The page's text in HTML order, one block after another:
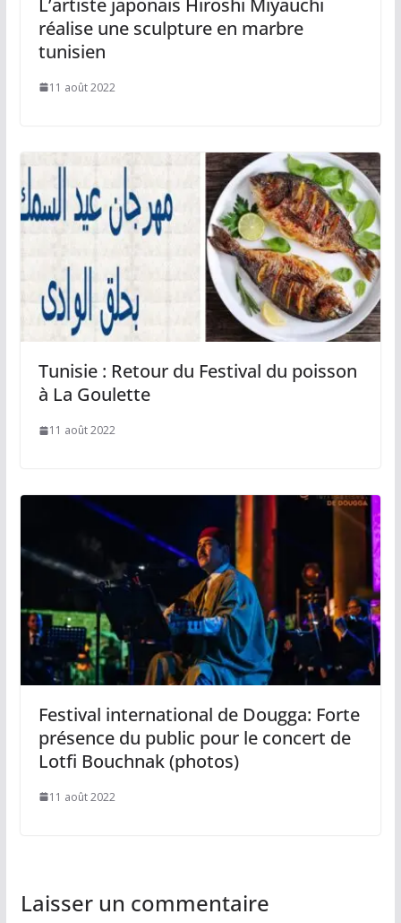
réalise une sculpture en marbre
tunisien
11 août 2022
Tunisie : Retour du Festival du poisson
à La Goulette
11 août 2022
Festival international de Dougga: Forte
présence du public pour le concert de
Lotfi Bouchnak (photos)
11 août 2022
Laisser un commentaire